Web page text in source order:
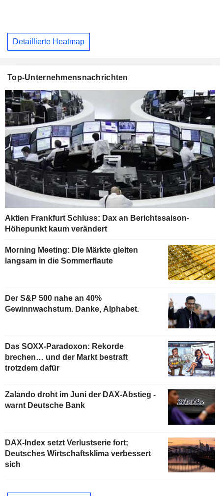
Detaillierte Heatmap
Top-Unternehmensnachrichten
Aktien Frankfurt Schluss: Dax an Berichtssaison-
Höhepunkt kaum verändert
Morning Meeting: Die Märkte gleiten
langsam in die Sommerflaute
Der S&P 500 nahe an 40%
Gewinnwachstum. Danke, Alphabet.
Das SOXX-Paradoxon: Rekorde
brechen… und der Markt bestraft
trotzdem dafür
Zalando droht im Juni der DAX-Abstieg -
warnt Deutsche Bank
DAX-Index setzt Verlustserie fort;
Deutsches Wirtschaftsklima verbessert
sich